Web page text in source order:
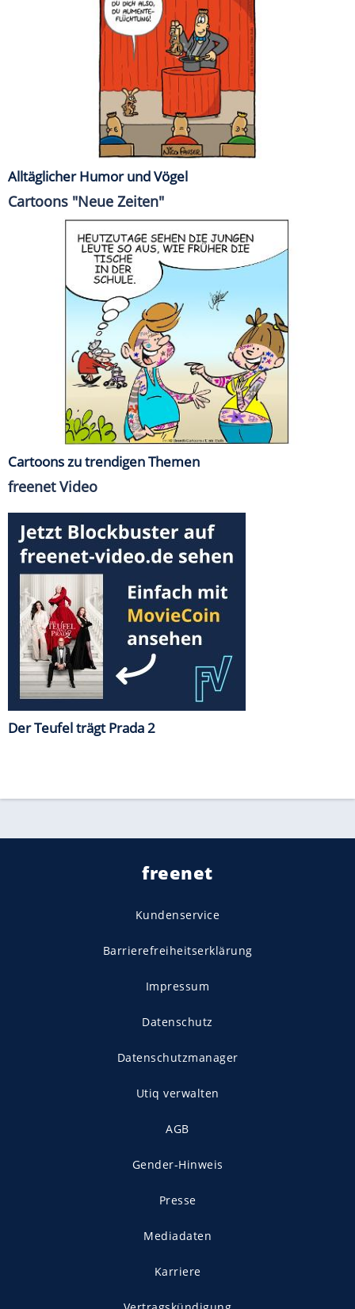
Alltäglicher Humor und Vögel
Cartoons "Neue Zeiten"
Cartoons zu trendigen Themen
freenet Video
Der Teufel trägt Prada 2
freenet
Kundenservice
Barrierefreiheitserklärung
Impressum
Datenschutz
Datenschutzmanager
Utiq verwalten
AGB
Gender-Hinweis
Presse
Mediadaten
Karriere